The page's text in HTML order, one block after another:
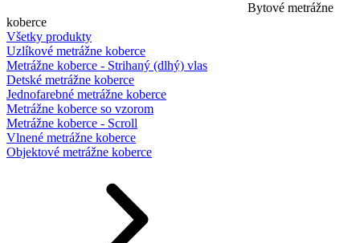
Bytové metrážne
koberce
Všetky produkty
Uzlíkové metrážne koberce
Metrážne koberce - Strihaný (dlhý) vlas
Detské metrážne koberce
Jednofarebné metrážne koberce
Metrážne koberce so vzorom
Metrážne koberce - Scroll
Vlnené metrážne koberce
Objektové metrážne koberce